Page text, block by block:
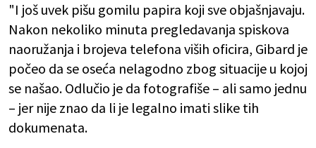
"I još uvek pišu gomilu papira koji sve objašnjavaju.
Nakon nekoliko minuta pregledavanja spiskova
naoružanja i brojeva telefona viših oficira, Gibard je
počeo da se oseća nelagodno zbog situacije u kojoj
se našao. Odlučio je da fotografiše – ali samo jednu
– jer nije znao da li je legalno imati slike tih
dokumenata.